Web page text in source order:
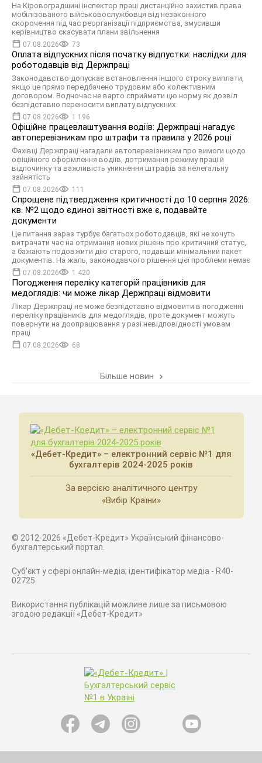
На Кіровоградщині інспектор праці дистанційно захистив права
мобілізованого військовослужбовця від незаконного
скорочення під час реорганізації підприємства, змусивши
керівництво скасувати плани звільнення
07.08.2026 73
Оплата відпускних після початку відпустки: наслідки для
роботодавців від Держпраці
Законодавство допускає встановлення іншого строку виплати,
якщо це прямо передбачено трудовим або колективним
договором. Водночас не варто сприймати цю норму як дозвіл
безпідставно переносити виплату відпускних
07.08.2026 1 196
Офіційне працевлаштування водіїв: Держпраці нагадує
автоперевізникам про штрафи та правила у 2026 році
Фахівці Держпраці нагадали автоперевізникам про вимоги щодо
офіційного оформлення водіїв, дотримання режиму праці й
відпочинку та важливість уникнення штрафів за нелегальну
зайнятість
07.08.2026 111
Спрощене підтвердження критичності до 10 серпня 2026:
кв. №2 щодо єдиної звітності вже є, подавайте
документи
Це питання зараз турбує багатьох роботодавців, які не хочуть
витрачати час на отримання нових рішень про критичний статус,
а бажають подовжити дію старого, подавши мінімальний пакет
документів. На жаль, законодавчого рішення цієї проблеми немає
07.08.2026 1 420
Погодження переліку категорій працівників для
медоглядів: чи може лікар Держпраці відмовити
Лікар Держпраці не може безпідставно відмовити в погодженні
переліку працівників для медоглядів, проте документ можуть
повернути на доопрацювання у разі невідповідності умовам
праці
07.08.2026 68
Більше новин
«Дебет-Кредит» – електронний сервіс №1 для
бухгалтерів 2024-2025 років
За версією аналітичного центру
«Вибір Країни»
© 2012-2026 «Дебет-Кредит» Український фінансово-
бухгалтерський портал.
Суб'єкт у сфері онлайн-медіа; ідентифікатор медіа - R40-
02725
Використання публікацій можливе лише за письмовою
згодою редакції «Дебет-Кредит»